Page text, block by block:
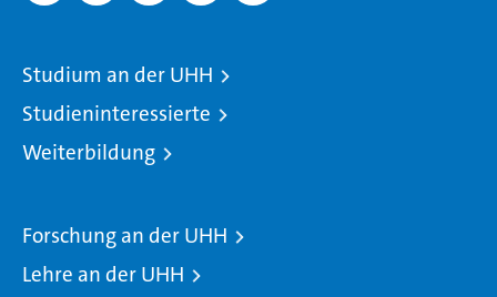
Studium an der UHH
Studieninteressierte
Weiterbildung
Forschung an der UHH
Lehre an der UHH